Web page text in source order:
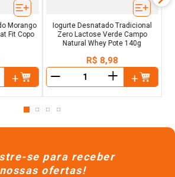
Morango
Fit Copo
Iogurte Desnatado Tradicional
Zero Lactose Verde Campo
Natural Whey Pote 140g
R$ 8,98
＋
se para receber
nossas ofertas!